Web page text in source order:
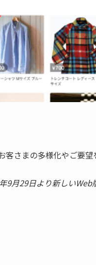
さまの多様化やご要
月29日より新しい